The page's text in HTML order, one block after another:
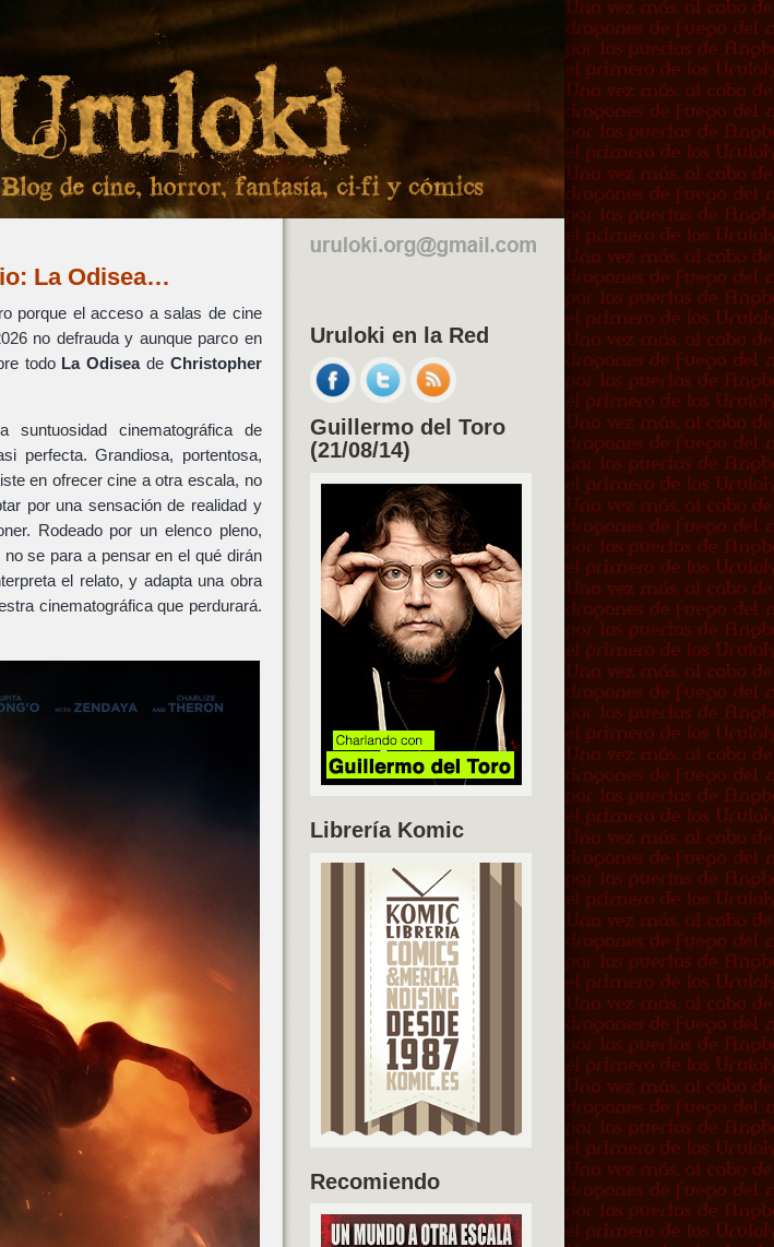
La Odisea…
porque el acceso a salas de cine
no defrauda y aunque parco en
todo La Odiseade Christopher
suntuosidad cinematográfica de
perfecta. Grandiosa, portentosa,
en ofrecer cine a otra escala, no
por una sensación de realidad y
Rodeado por un elenco pleno,
se para a pensar en el qué dirán
el relato, y adapta una obra
cinematográfica que perdurará.
Uruloki en la Red
Guillermo del Toro
(21/08/14)
Librería Komic
Recomiendo